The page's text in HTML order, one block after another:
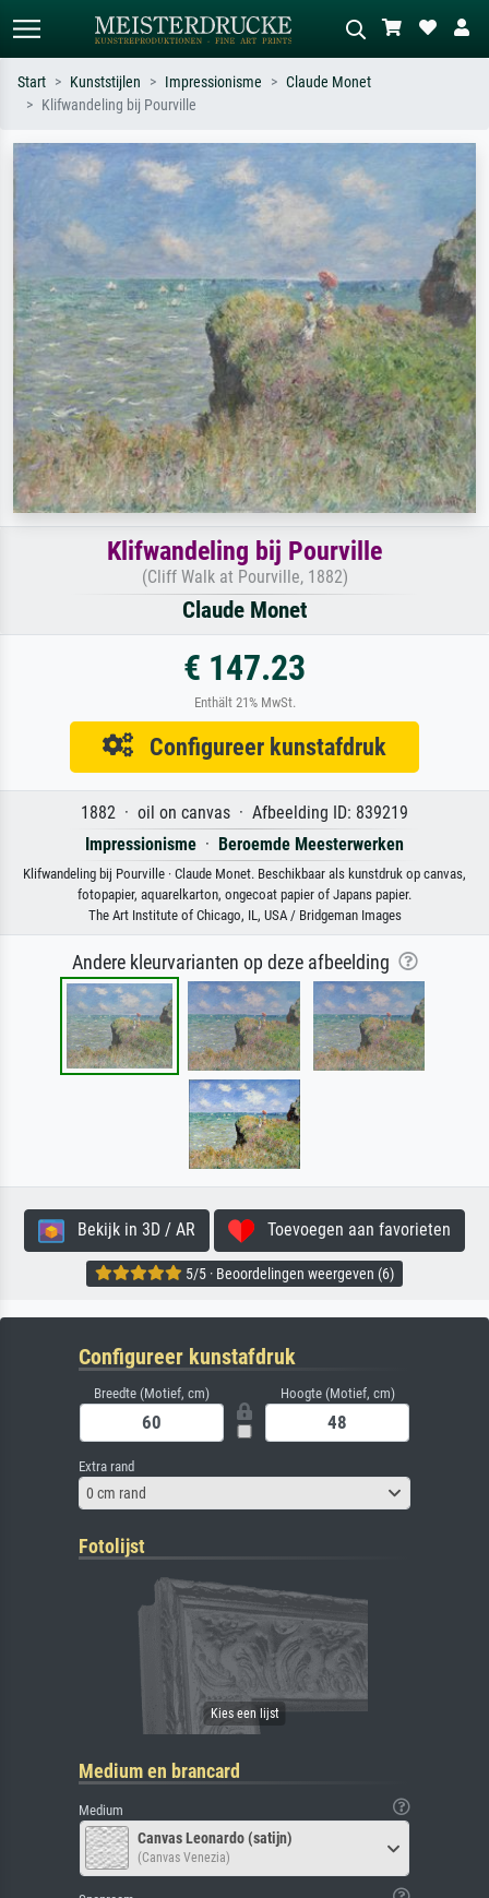
Zoek op kunstenaar, titel of stijl – bijv.
Monet, Sterrennacht, impressionisme,
Hokusai-golf, naakt.
Beschrijf de scène – bijv. groene
weide, abstract met veel rood, donker
olieverfschilderij, staand naakt naast
een boom.
Start Kunststijlen Impressionisme
Claude Monet
Klifwandeling bij Pourville
Klifwandeling bij Pourville
(Cliff Walk at Pourville, 1882)
Claude Monet
€ 147.23
Enthält 21% MwSt.
Configureer kunstafdruk
1882 · oil on canvas · Afbeelding ID: 839219
Impressionisme · Beroemde Meesterwerken
Klifwandeling bij Pourville · Claude Monet. Beschikbaar als kunstdruk op canvas,
fotopapier, aquarelkarton, ongecoat papier of Japans papier.
The Art Institute of Chicago, IL, USA / Bridgeman Images
Andere kleurvarianten op deze afbeelding
Bekijk in 3D / AR Toevoegen aan favorieten
5/5 · Beoordelingen weergeven (6)
Configureer kunstafdruk
Breedte (Motief, cm) Hoogte (Motief, cm)
Extra rand
0 cm rand
Fotolijst
Medium en brancard
Medium
Canvas Leonardo (satijn)
(Canvas Venezia)